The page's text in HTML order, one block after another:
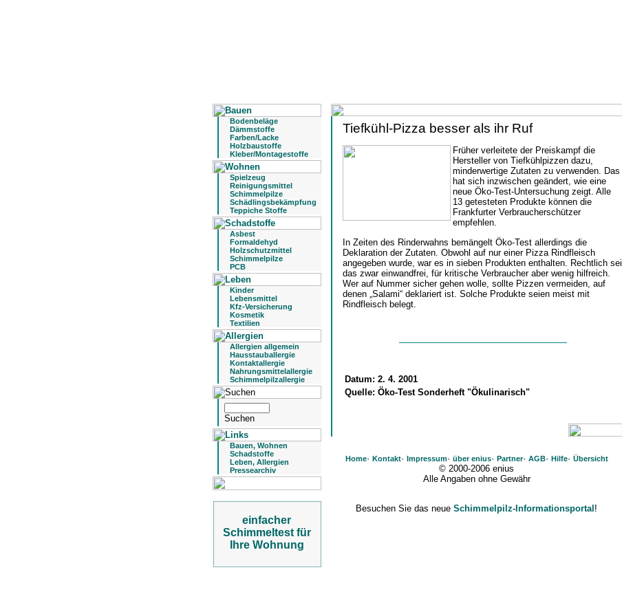
Bodenbeläge
Dämmstoffe
Farben/Lacke
Holzbaustoffe
Kleber/Montagestoffe
Spielzeug
Reinigungsmittel
Schimmelpilze
Schädlingsbekämpfung
Teppiche Stoffe
Asbest
Formaldehyd
Holzschutzmittel
Schimmelpilze
PCB
Kinder
Lebensmittel
Kfz-Versicherung
Kosmetik
Textilien
Allergien allgemein
Hausstauballergie
Kontaktallergie
Nahrungsmittelallergie
Schimmelpilzallergie
Bauen, Wohnen
Schadstoffe
Leben, Allergien
Pressearchiv
einfacher
Schimmeltest für
Ihre Wohnung
Tiefkühl-Pizza besser als ihr Ruf
Früher verleitete der Preiskampf die
Hersteller von Tiefkühlpizzen dazu,
minderwertige Zutaten zu verwenden. Das
hat sich inzwischen geändert, wie eine
neue Öko-Test-Untersuchung zeigt. Alle
13 getesteten Produkte können die
Frankfurter Verbraucherschützer
empfehlen.
In Zeiten des Rinderwahns bemängelt Öko-Test allerdings die
Deklaration der Zutaten. Obwohl auf nur einer Pizza Rindfleisch
angegeben wurde, war es in sieben Produkten enthalten. Rechtlich sei
das zwar einwandfrei, für kritische Verbraucher aber wenig hilfreich.
Wer auf Nummer sicher gehen wolle, sollte Pizzen vermeiden, auf
denen „Salami“ deklariert ist. Solche Produkte seien meist mit
Rindfleisch belegt.
Datum: 2. 4. 2001
Quelle: Öko-Test Sonderheft "Ökulinarisch"
Home· Kontakt· Impressum· über enius· Partner· AGB· Hilfe· Übersicht
© 2000-2006 enius
Alle Angaben ohne Gewähr
Besuchen Sie das neue Schimmelpilz-Informationsportal !